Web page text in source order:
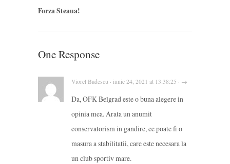
Forza Steaua!
One Response
Viorel Badescu · iunie 24, 2021 at 13:38:25 · →
Da, OFK Belgrad este o buna alegere in
opinia mea. Arata un anumit
conservatorism in gandire, ce poate fi o
masura a stabilitatii, care este necesara la
un club sportiv mare.